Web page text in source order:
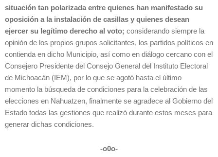
situación tan polarizada entre quienes han manifestado su
oposición a la instalación de casillas y quienes desean
ejercer su legítimo derecho al voto; considerando siempre la
opinión de los propios grupos solicitantes, los partidos políticos en
contienda en dicho Municipio, así como en diálogo cercano con el
Consejero Presidente del Consejo General del Instituto Electoral
de Michoacán (IEM), por lo que se agotó hasta el último
momento la búsqueda de condiciones para la celebración de las
elecciones en Nahuatzen, finalmente se agradece al Gobierno del
Estado todas las gestiones que realizó durante estos meses para
generar dichas condiciones.
-o0o-